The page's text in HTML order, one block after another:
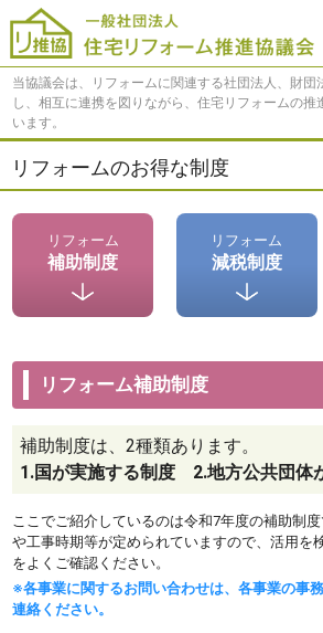
当協議会は、リフォームに関連する社団法人、財団
し、相互に連携を図りながら、住宅リフォームの推
います。
リフォームのお得な制度
リフォーム
補助制度
リフォーム
減税制度
リフォーム補助制度
補助制度は、2種類あります。
1.国が実施する制度 2.地方公共団体
ここでご紹介しているのは令和7年度の補助制
や工事時期等が定められていますので、活用を
をよくご確認ください。
※各事業に関するお問い合わせは、各事業の事
連絡ください。